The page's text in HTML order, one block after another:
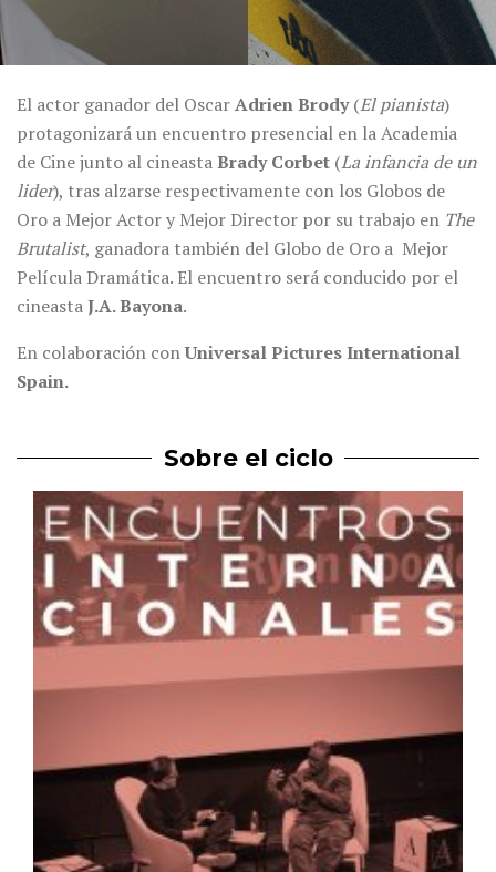
El actor ganador del OscarAdrien Brody(El pianista)
protagonizará un encuentro presencial en la Academia
de Cine junto al cineastaBrady Corbet (La infancia de un
lider), tras alzarse respectivamente con los Globos de
Oro a Mejor Actor y Mejor Director por su trabajo en The
Brutalist, ganadora también del Globo de Oro a Mejor
Película Dramática. El encuentro será conducido por el
cineastaJ.A. Bayona.
En colaboración conUniversal Pictures International
Spain.
Sobre el ciclo